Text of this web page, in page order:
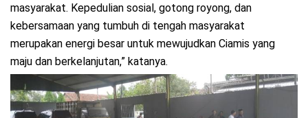
masyarakat. Kepedulian sosial, gotong royong, dan
kebersamaan yang tumbuh di tengah masyarakat
merupakan energi besar untuk mewujudkan Ciamis yang
maju dan berkelanjutan,” katanya.